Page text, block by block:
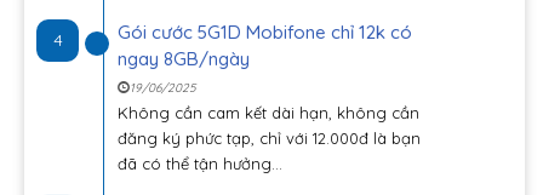
4
Gói cước 5G1D Mobifone chỉ 12k có
ngay 8GB/ngày
19/06/2025
Không cần cam kết dài hạn, không cần
đăng ký phức tạp, chỉ với 12.000đ là bạn
đã có thể tận hưởng...